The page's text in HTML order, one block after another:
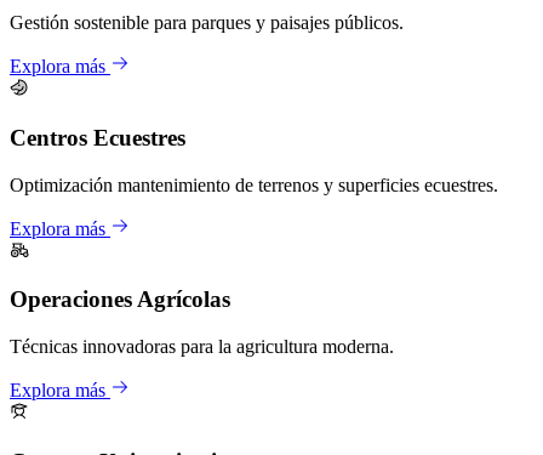
Gestión sostenible para parques y paisajes públicos.
Explora más
Centros Ecuestres
Optimización mantenimiento de terrenos y superficies ecuestres.
Explora más
Operaciones Agrícolas
Técnicas innovadoras para la agricultura moderna.
Explora más